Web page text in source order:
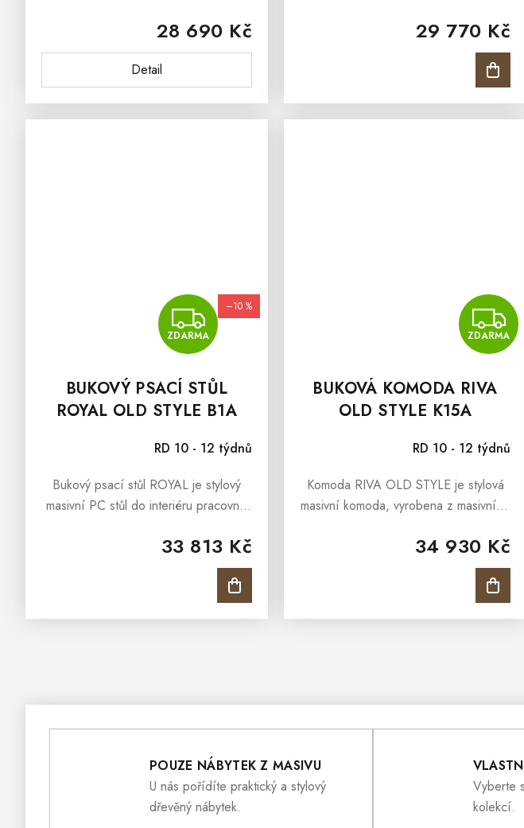
28 690 Kč
Detail
olejem v barvě antik. Komoda ELLA z
kolekce OLD STYLE je určena všem,...
29 770 Kč
olejem v barvě antik. Komoda
MAURICIUS z kolekce OLD STYLE je
ZDARMA
ZDARMA
–10 %
BUKOVÝ PSACÍ STŮL
ROYAL OLD STYLE B1A
RD 10 - 12 týdnů
33 813 Kč
Bukový psací stůl ROYAL je stylový
masivní PC stůl do interiéru pracovny,
psací stůl ROYAL vyroben z masivního
břízového masivu a ošetřen...
ZDARMA
BUKOVÁ KOMODA RIVA
OLD STYLE K15A
RD 10 - 12 týdnů
34 930 Kč
Komoda RIVA OLD STYLE je stylová
masivní komoda, vyrobena z masivního
olejem v barvě antik. Komoda RIVA z
kolekce OLD STYLE je určena všem,...
POUZE NÁBYTEK Z MASIVU
U nás pořídíte praktický a stylový
dřevěný nábytek.
Vyberte
kolekcí.